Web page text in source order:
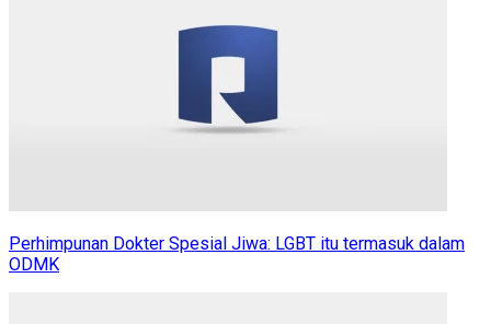
Perhimpunan Dokter Spesial Jiwa: LGBT itu termasuk dalam
ODMK